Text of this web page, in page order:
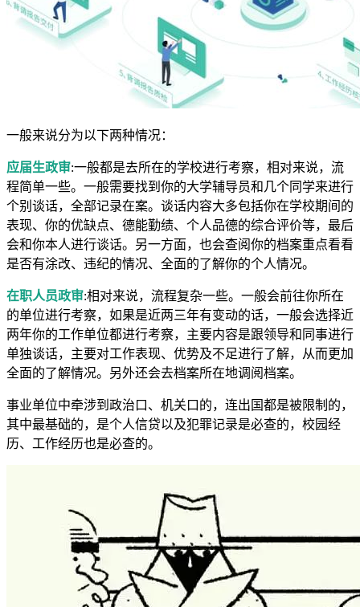
一般来说分为以下两种情况：
应届生政审:一般都是去所在的学校进行考察，相对来说，流
程简单一些。一般需要找到你的大学辅导员和几个同学来进行
个别谈话，全部记录在案。谈话内容大多包括你在学校期间的
表现、你的优缺点、德能勤绩、个人品德的综合评价等，最后
会和你本人进行谈话。另一方面，也会查阅你的档案重点看看
是否有涂改、违纪的情况、全面的了解你的个人情况。
在职人员政审:相对来说，流程复杂一些。一般会前往你所在
的单位进行考察，如果是近两三年有变动的话，一般会选择近
两年你的工作单位都进行考察，主要内容是跟领导和同事进行
单独谈话，主要对工作表现、优势及不足进行了解，从而更加
全面的了解情况。另外还会去档案所在地调阅档案。
事业单位中牵涉到政治口、机关口的，连出国都是被限制的，
其中最基础的，是个人信贷以及犯罪记录是必查的，校园经
历、工作经历也是必查的。